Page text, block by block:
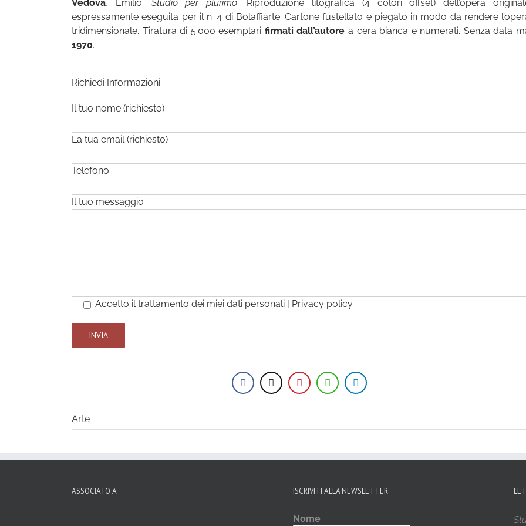
Vedova, Emilio: Studio per plurimo. Riproduzione litografica (4 colori offset) dell’opera
espressamente eseguita per il n. 4 di Bolaffiarte. Cartone fustellato e piegato in modo da rendere
tridimensionale. Tiratura di 5.000 esemplari firmati dall’autore a cera bianca e numerati. Senza data
1970.
Richiedi Informazioni
Il tuo nome (richiesto)
La tua email (richiesto)
Telefono
Il tuo messaggio
Accetto il trattamento dei miei dati personali | Privacy policy
Arte
ASSOCIATO A ISCRIVITI ALLA NEWSLETTER
Nome